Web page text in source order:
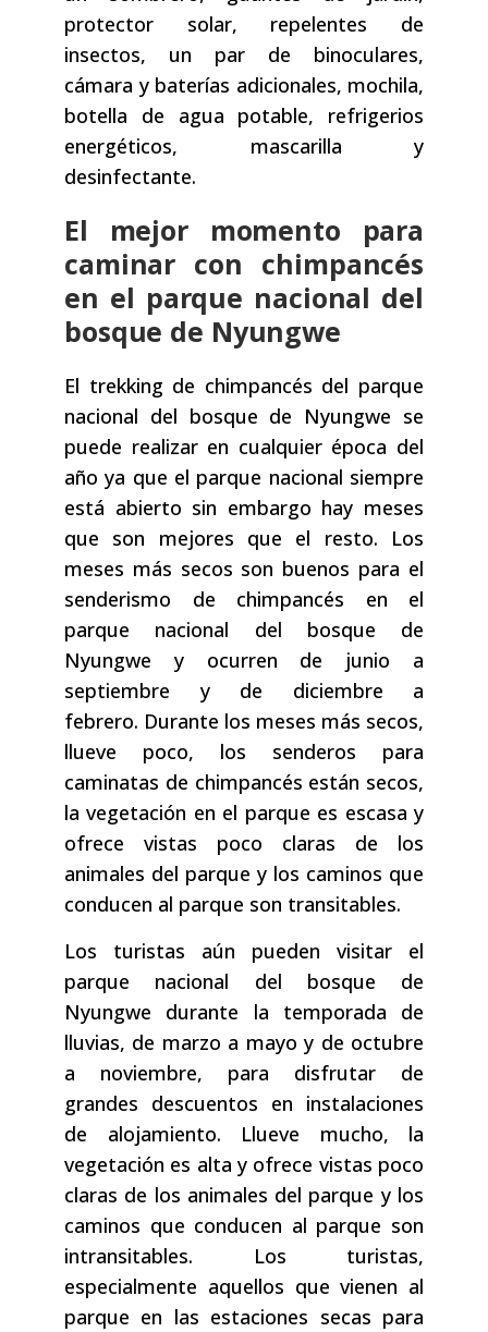
protector solar, repelentes de
insectos, un par de binoculares,
cámara y baterías adicionales, mochila,
botella de agua potable, refrigerios
energéticos, mascarilla y
desinfectante.
El mejor momento para
caminar con chimpancés
en el parque nacional del
bosque de Nyungwe
El trekking de chimpancés del parque
nacional del bosque de Nyungwe se
puede realizar en cualquier época del
año ya que el parque nacional siempre
está abierto sin embargo hay meses
que son mejores que el resto. Los
meses más secos son buenos para el
senderismo de chimpancés en el
parque nacional del bosque de
Nyungwe y ocurren de junio a
septiembre y de diciembre a
febrero. Durante los meses más secos,
llueve poco, los senderos para
caminatas de chimpancés están secos,
la vegetación en el parque es escasa y
ofrece vistas poco claras de los
animales del parque y los caminos que
conducen al parque son transitables.
Los turistas aún pueden visitar el
parque nacional del bosque de
Nyungwe durante la temporada de
lluvias, de marzo a mayo y de octubre
a noviembre, para disfrutar de
grandes descuentos en instalaciones
de alojamiento. Llueve mucho, la
vegetación es alta y ofrece vistas poco
claras de los animales del parque y los
caminos que conducen al parque son
intransitables. Los turistas,
especialmente aquellos que vienen al
parque en las estaciones secas para